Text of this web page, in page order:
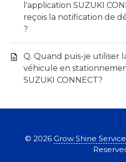
l'application SUZUKI
reçois la notification de
?
Q. Quand puis-je utiliser
véhicule en
SUZUKI CONNECT?
© 2026 Grow Shine